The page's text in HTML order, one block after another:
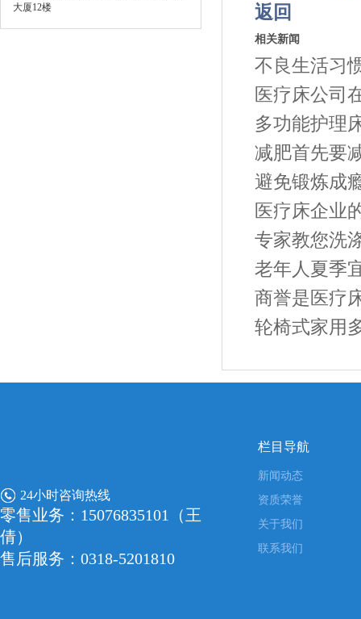
大厦12楼
返回
相关新闻
不良生活习
医疗床公司
多功能护理
减肥首先要
避免锻炼成
医疗床企业
专家教您洗
老年人夏季
商誉是医疗
轮椅式家用
24小时咨询热线
零售业务：15076835101（王
倩）
售后服务：0318-5201810
栏目导航
新闻动态
资质荣誉
关于我们
联系我们